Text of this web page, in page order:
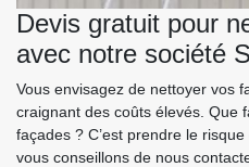
Devis gratuit pour
avec notre société
Vous envisagez de nettoyer vos
craignant des coûts élevés. Que
façades ? C’est prendre le
vous conseillons de nous